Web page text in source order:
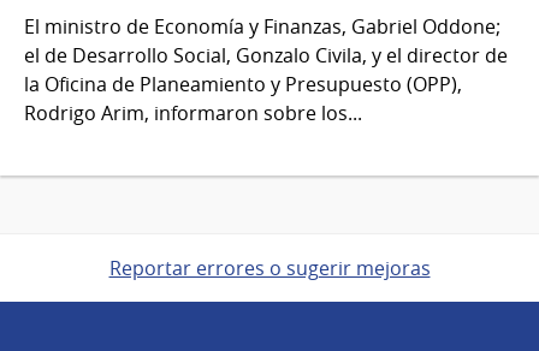
El ministro de Economía y Finanzas, Gabriel Oddone;
el de Desarrollo Social, Gonzalo Civila, y el director de
la Oficina de Planeamiento y Presupuesto (OPP),
Rodrigo Arim, informaron sobre los...
Reportar errores o sugerir mejoras